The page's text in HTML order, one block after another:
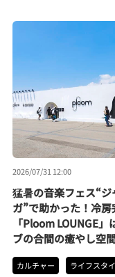
2026/07/31 12:00
猛暑の音楽フェス“ジ
ガ”で助かった！冷房
「Ploom LOUNGE」
ブの合間の癒やし空
カルチャー ライフスタ